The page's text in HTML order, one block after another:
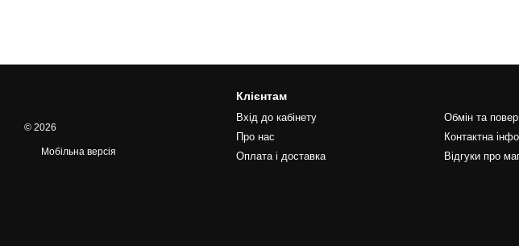
© 2026
Мобільна версія
Клієнтам
Вхід до кабінету
Про нас
Оплата і доставка
Обмін та
Контактна
Відгуки про